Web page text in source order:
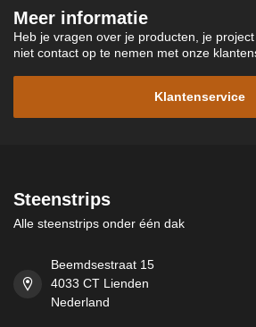
Meer informatie
Heb je vragen over je producten, je
niet contact op te nemen met onze
Klantenservice
Steenstrips
Alle steenstrips onder één dak
Beemdsestraat 15
4033 CT Lienden
Nederland